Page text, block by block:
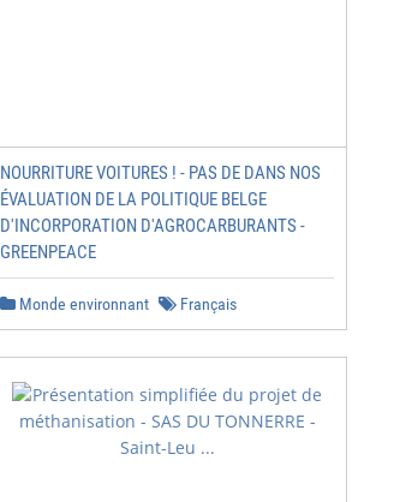
NOURRITURE VOITURES ! - PAS DE DANS NOS
ÉVALUATION DE LA POLITIQUE BELGE
D'INCORPORATION D'AGROCARBURANTS -
GREENPEACE
Monde environnant Français